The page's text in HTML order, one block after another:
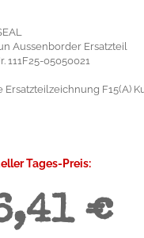
Aussenborder Ersatzteil
111F25-05050021
Ersatzteilzeichnung F15(A)
Tages-Preis:
€